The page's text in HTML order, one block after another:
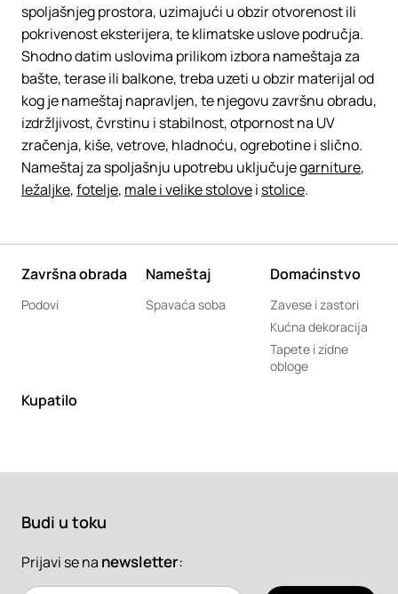
spoljašnjeg prostora, uzimajući u obzir otvorenost ili
pokrivenost eksterijera, te klimatske uslove područja.
Shodno datim uslovima prilikom izbora nameštaja za
bašte, terase ili balkone, treba uzeti u obzir materijal od
kog je nameštaj napravljen, te njegovu završnu obradu,
izdržljivost, čvrstinu i stabilnost, otpornost na UV
zračenja, kiše, vetrove, hladnoću, ogrebotine i slično.
Nameštaj za spoljašnju upotrebu uključujegarniture,
ležaljke,fotelje, male i velike stolovei stolice.
Završna obrada
Podovi
Nameštaj
Spavaća soba
Domaćinstvo
Zavese i zastori
Kućna dekoracija
Tapete i zidne
obloge
Kupatilo
Budi u toku
Prijavi se na newsletter: